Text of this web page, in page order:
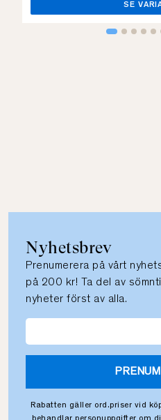
SE
Nyhetsbrev
Prenumerera på vårt
på 200 kr! Ta del av
nyheter först av alla.
Rabatten gäller ord.priser vid